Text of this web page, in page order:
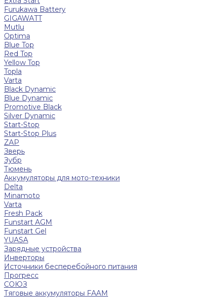
Furukawa Battery
GIGAWATT
Mutlu
Optima
Blue Top
Red Top
Yellow Top
Topla
Varta
Black Dynamic
Blue Dynamic
Promotive Black
Silver Dynamic
Start-Stop
Start-Stop Plus
ZAP
Зверь
Зубр
Тюмень
Аккумуляторы для мото-техники
Delta
Minamoto
Varta
Fresh Pack
Funstart AGM
Funstart Gel
YUASA
Зарядные устройства
Инверторы
Источники бесперебойного питания
Прогресс
СОЮЗ
Тяговые аккумуляторы FAAM